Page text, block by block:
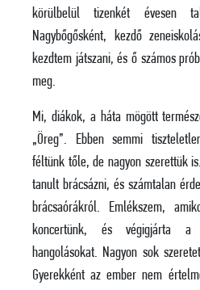
körülbelül tizenkét évesen
Nagybőgősként, kezdő
kezdtem játszani, és ő számos
meg.
Mi, diákok, a háta mögött
„Öreg”. Ebben semmi
féltünk tőle, de nagyon szerettük
tanult brácsázni, és számtalan
brácsaórákról. Emlékszem,
koncertünk, és végigjárta
hangolásokat. Nagyon sok
Gyerekként az ember nem